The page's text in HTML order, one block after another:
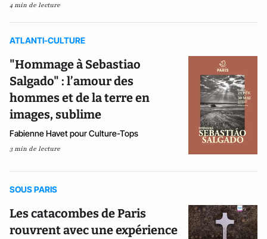
4 min de lecture
ATLANTI-CULTURE
"Hommage à Sebastiao
Salgado" : l’amour des
hommes et de la terre en
images, sublime
Fabienne Havet pour Culture-Tops
3 min de lecture
SOUS PARIS
Les catacombes de Paris
rouvrent avec une expérience